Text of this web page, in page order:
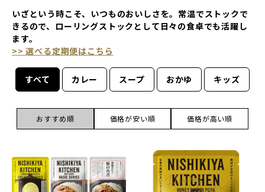
いざという時こそ、いつものおいしさを。常温でストックで
きるので、ローリングストックとして日々の食卓でも活躍し
ます。
>> 選べる定期便はこちら
すべて カレー スープ おかゆ キッズ
おすすめ順 価格が安い順 価格が高い順